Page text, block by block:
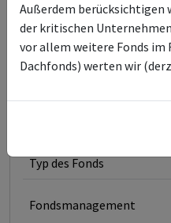
ISINs weiterer
Anteilsklassen
Typ des Fonds
Fondsmanagement
Außerdem berücksichtigen
der kritischen
vor allem weitere Fonds im
Dachfonds) werten wir